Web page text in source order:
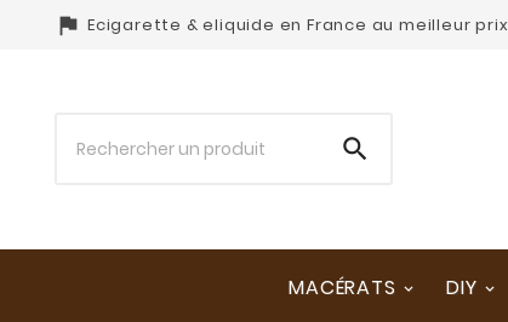
 Ecigarette & eliquide en France au meilleur prix

MACÉRATS DIY